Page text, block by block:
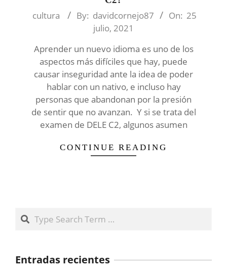
2021-
cultura By: davidcornejo87 On: 25
julio, 2021
Aprender un nuevo idioma es uno de los
aspectos más difíciles que hay, puede
causar inseguridad ante la idea de poder
hablar con un nativo, e incluso hay
personas que abandonan por la presión
de sentir que no avanzan. Y si se trata del
examen de DELE C2, algunos asumen
CONTINUE READING
Search
Entradas recientes